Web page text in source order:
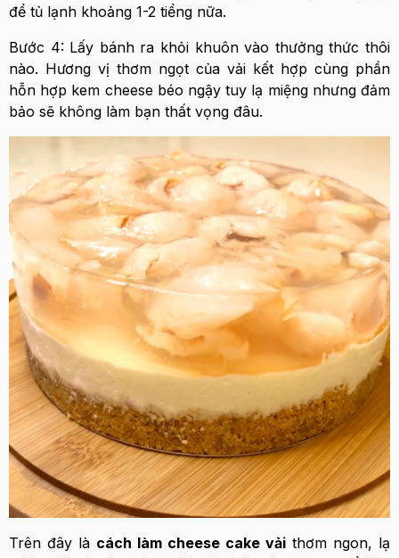
để tủ lạnh khoảng 1-2 tiểng nữa.
Bước 4: Lấy bánh ra khỏi khuôn vào thưởng thức thôi
nào. Hương vị thơm ngọt của vải kết hợp cùng phần
hỗn hợp kem cheese béo ngậy tuy lạ miệng nhưng đảm
bảo sẽ không làm bạn thất vọng đâu.
Trên đây là cách làm cheese cake vải thơm ngon, lạ